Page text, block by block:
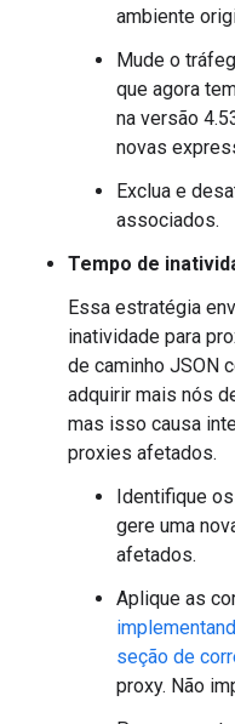
ambiente
Mude o
que agora
na versão
novas
Exclua e
associados.
Tempo de
Essa estratégia
inatividade para
de caminho JSON
adquirir mais nós
mas isso causa
proxies afetados.
Identifique
gere uma
afetados.
Aplique as
seção de
proxy. Não